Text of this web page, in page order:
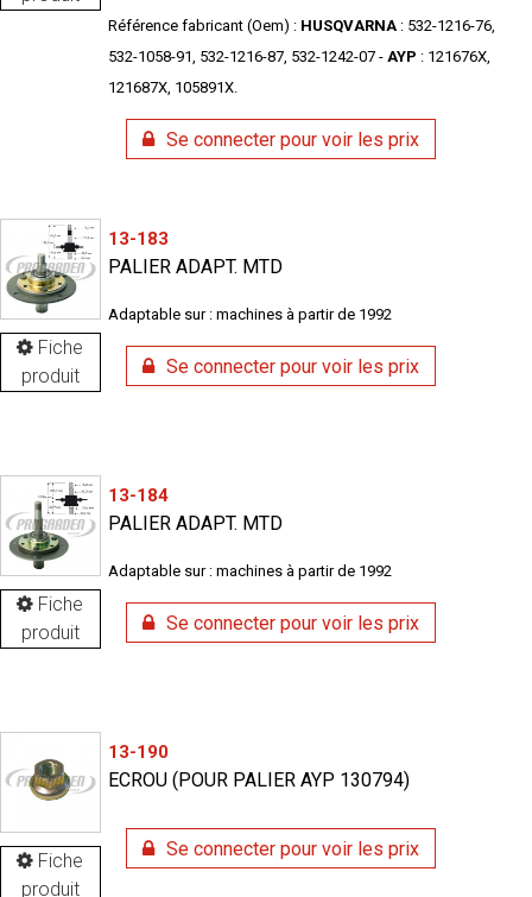
Référence fabricant (Oem) : HUSQVARNA: 532-1216-76,
532-1058-91, 532-1216-87, 532-1242-07 - AYP : 121676X,
121687X, 105891X.
Se connecter pour voir les prix
Fiche
produit
13-183
PALIER ADAPT. MTD
Adaptable sur : machines à partir de 1992
Se connecter pour voir les prix
Fiche
produit
13-184
PALIER ADAPT. MTD
Adaptable sur : machines à partir de 1992
Se connecter pour voir les prix
Fiche
produit
13-190
ECROU (POUR PALIER AYP 130794)
Se connecter pour voir les prix